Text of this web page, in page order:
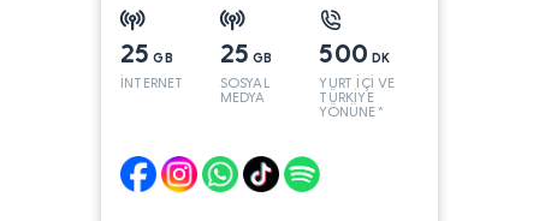
25 GB
İNTERNET
25 GB
SOSYAL
MEDYA
500 DK
YURT İÇİ VE
TÜRKİYE
YÖNÜNE*